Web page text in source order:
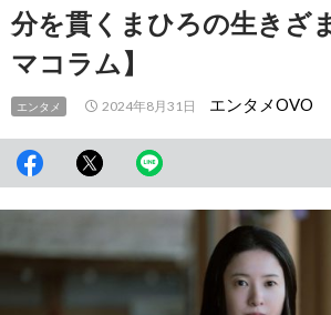
分を貫くまひろの生きざ
マコラム】
エンタメ 2024年8月31日 エンタメOVO